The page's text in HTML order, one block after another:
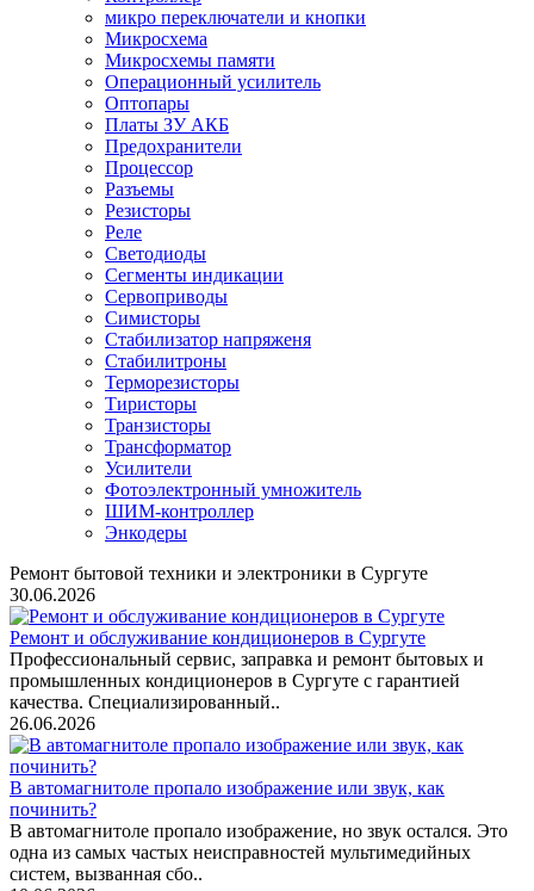
микро переключатели и кнопки
Микросхема
Микросхемы памяти
Операционный усилитель
Оптопары
Платы ЗУ АКБ
Предохранители
Процессор
Разъемы
Резисторы
Реле
Светодиоды
Сегменты индикации
Сервоприводы
Симисторы
Стабилизатор напряженя
Стабилитроны
Терморезисторы
Тиристоры
Транзисторы
Трансформатор
Усилители
Фотоэлектронный умножитель
ШИМ-контроллер
Энкодеры
Ремонт бытовой техники и электроники в Сургуте
30.06.2026
Ремонт и обслуживание кондиционеров в Сургуте
Профессиональный сервис, заправка и ремонт бытовых и
промышленных кондиционеров в Сургуте с гарантией
качества. Специализированный..
26.06.2026
В автомагнитоле пропало изображение или звук, как
починить?
В автомагнитоле пропало изображение, но звук остался. Это
одна из самых частых неисправностей мультимедийных
систем, вызванная сбо..